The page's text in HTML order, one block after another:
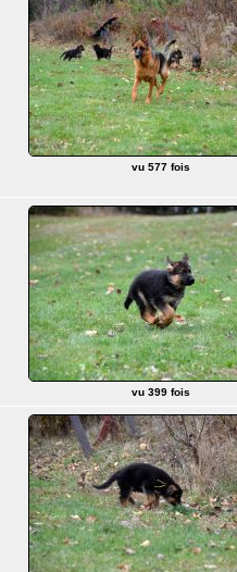
vu 577 fois
vu 399 fois